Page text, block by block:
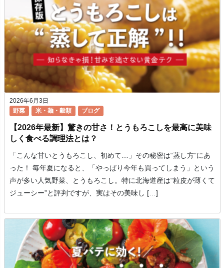
2026年6月3日
野菜
米・麺・穀類 ブログ
【2026年最新】驚きの甘さ！とうもろこしを最高に美味
しく食べる調理法とは？
「こんな甘いとうもろこし、初めて…」その秘密は“蒸し方”にあ
った！ 毎年夏になると、「やっぱり今年も買ってしまう」という
声が多い人気野菜、とうもろこし。特に北海道産は“粒皮が薄くて
ジューシー”と評判ですが、実はその美味し […]